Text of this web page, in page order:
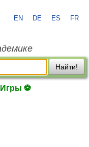
EN DE ES FR
Найти!
Игры ⚽